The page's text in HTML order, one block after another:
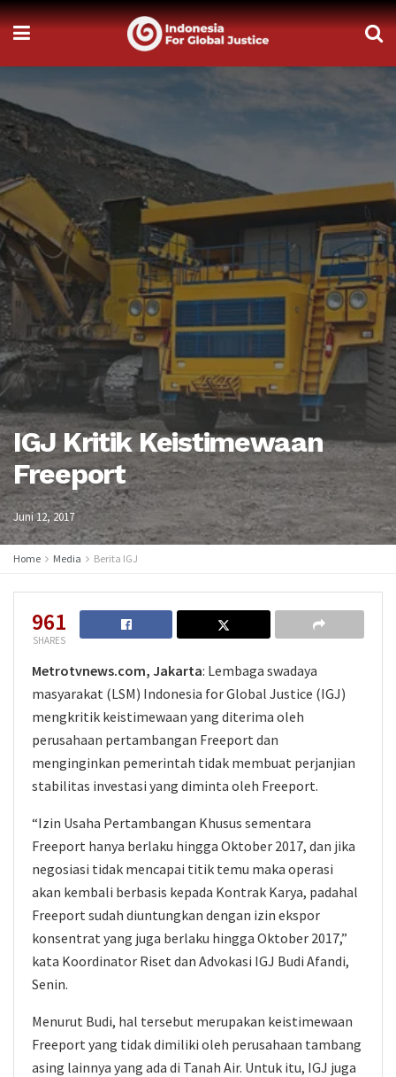
IGJ Kritik Keistimewaan
Freeport
Juni 12, 2017
Home Media Berita IGJ
961
SHARES
Metrotvnews.com, Jakarta: Lembaga swadaya
masyarakat (LSM) Indonesia for Global Justice (IGJ)
mengkritik keistimewaan yang diterima oleh
perusahaan pertambangan Freeport dan
menginginkan pemerintah tidak membuat perjanjian
stabilitas investasi yang diminta oleh Freeport.
“Izin Usaha Pertambangan Khusus sementara
Freeport hanya berlaku hingga Oktober 2017, dan jika
negosiasi tidak mencapai titik temu maka operasi
akan kembali berbasis kepada Kontrak Karya, padahal
Freeport sudah diuntungkan dengan izin ekspor
konsentrat yang juga berlaku hingga Oktober 2017,”
kata Koordinator Riset dan Advokasi IGJ Budi Afandi,
Senin.
Menurut Budi, hal tersebut merupakan keistimewaan
Freeport yang tidak dimiliki oleh perusahaan tambang
asing lainnya yang ada di Tanah Air. Untuk itu, IGJ juga